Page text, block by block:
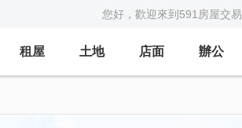
您好，歡迎來到591房屋交易
租屋 土地 店面 辦公